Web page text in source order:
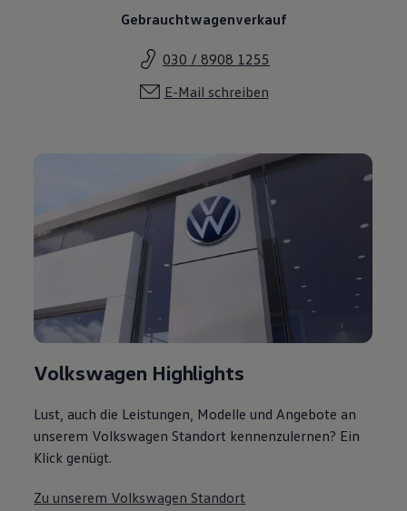
Gebrauchtwagenverkauf
030 / 8908 1255
E-Mail schreiben
Volkswagen Highlights
Lust, auch die Leistungen, Modelle und Angebote an
unserem Volkswagen Standort kennenzulernen? Ein
Klick genügt.
Zu unserem Volkswagen Standort